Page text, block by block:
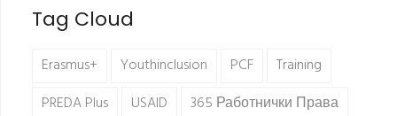
Tag Cloud
Erasmus+ Youthinclusion PCF
Training
PREDA Plus
USAID
365 Работнички Права